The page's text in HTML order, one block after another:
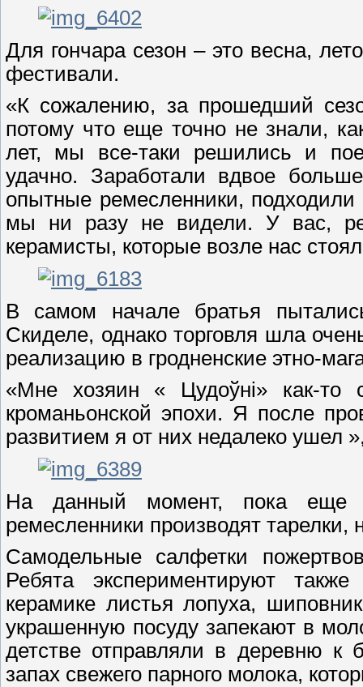
Для гончара сезон – это весна,
фестивали.
«К сожалению, за прошедший
потому что еще точно не знали,
лет, мы все-таки решились и
удачно. Заработали вдвое
опытные ремесленники,
мы ни разу не видели. У вас,
керамисты, которые возле нас
В самом начале братья
Скиделе, однако торговля шла
реализацию в гродненские этно-
«Мне хозяин « Цудоўні» как-то
кроманьонской эпохи. Я после
развитием я от них недалеко ушел
На данный момент, пока еще
ремесленники производят
Самодельные салфетки
Ребята экспериментируют
керамике листья лопуха,
украшенную посуду запекают в
детстве отправляли в деревню к
запах свежего парного молока,